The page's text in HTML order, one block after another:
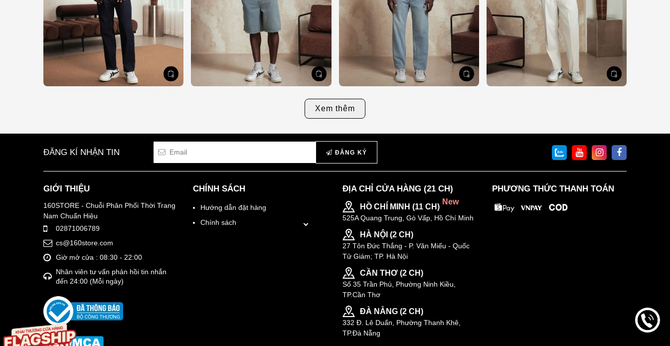
Xem thêm
ĐĂNG KÍ NHẬN TIN ĐĂNG KÝ
GIỚI THIỆU
160STORE - Chuỗi Phân Phối Thời Trang
Nam Chuẩn Hiệu
02871006789
cs@160store.com
Giờ mở cửa : 08:30 - 22:00
Nhân viên tư vấn phản hồi tin nhắn
đến 24:00 (Mỗi ngày)
CHÍNH SÁCH
Hướng dẫn đặt hàng
Chính sách
ĐỊA CHỈ CỬA HÀNG (21 CH)
HỒ CHÍ MINH (11 CH)
New
525A Quang Trung, Gò Vấp, Hồ Chí Minh
HÀ NỘI (2 CH)
27 Tôn Đức Thắng - P. Văn Miếu - Quốc
Tử Giám; TP. Hà Nội
CẦN THƠ (2 CH)
Số 35 Trần Phú, Phường Ninh Kiều,
TP.Cần Thơ
ĐÀ NẴNG (2 CH)
332 Đ. Lê Duẩn, Phường Thanh Khê,
TP.Đà Nẵng
PHƯƠNG THỨC THANH TOÁN